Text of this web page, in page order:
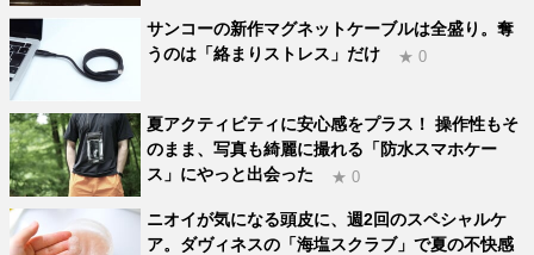
サンコーの新作マグネットケーブルは全盛り。奪
うのは「絡まりストレス」だけ
★ 0
夏アクティビティに安心感をプラス！ 操作性もそ
のまま、写真も綺麗に撮れる「防水スマホケー
ス」にやっと出会った
★ 0
ニオイが気になる頭皮に、週2回のスペシャルケ
ア。ダヴィネスの「海塩スクラブ」で夏の不快感